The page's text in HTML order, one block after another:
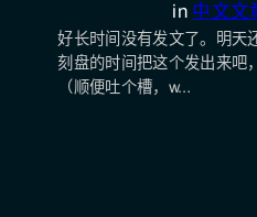
in 中文文
好长时间没有发文了。明天
刻盘的时间把这个发出来吧
（顺便吐个槽，w…